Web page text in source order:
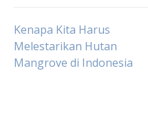
Post
navigation
Kenapa Kita Harus
Melestarikan Hutan
Mangrove di Indonesia